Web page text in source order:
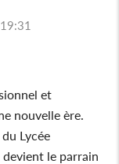
et
nouvelle ère.
Lycée
devient le parrain